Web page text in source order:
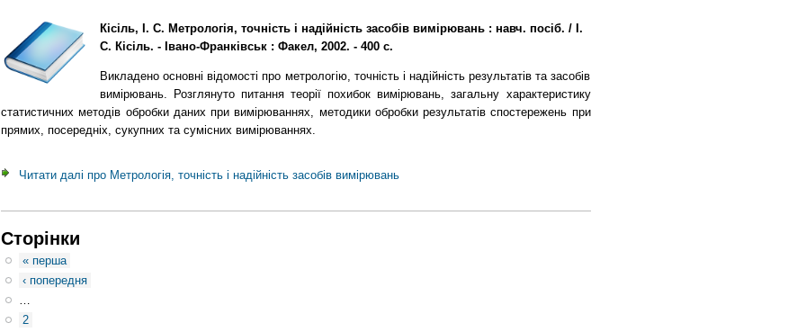
Кісіль, І. С. Метрологія, точність і надійність засобів вимірювань : навч. посіб. / І.
С. Кісіль. - Івано-Франківськ : Факел, 2002. - 400 с.
Викладено основні відомості про метрологію, точність і надійність результатів та засобів
вимірювань. Розглянуто питання теорії похибок вимірювань, загальну характеристику
статистичних методів обробки даних при вимірюваннях, методики обробки результатів спостережень при
прямих, посередніх, сукупних та сумісних вимірюваннях.
Читати далі про Метрологія, точність і надійність засобів вимірювань
Сторінки
« перша
‹ попередня
2